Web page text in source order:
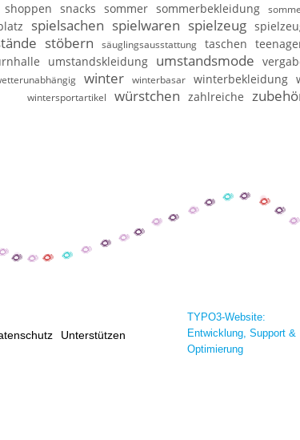
shoppen snacks sommer sommerbekleidung
spielsachen spielwaren spielzeug
stöbern säuglingsausstattung taschen
umstandskleidung umstandsmode
winter winterbasar winterbekleidung
wintersportartikel
würstchen zahlreiche
Unterstützen
TYPO3-Website:
Entwicklung, Support &
Optimierung